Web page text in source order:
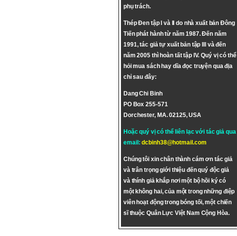
phụ trách.
Thép Đen tập I và II do nhà xuất bản Đông
Tiến phát hành từ năm 1987. Đến năm
1991, tác giả tự xuất bản tập III và đến
năm 2005 thì hoàn tất tập IV. Quý vị có thể
hỏi mua sách hay dĩa đọc truyện qua địa
chỉ sau đây:
Dang Chi Binh
PO Box 255-571
Dorchester, MA. 02125, USA
Hoặc quý vị có thể liên lạc với tác giả qua
email:dcbinh38@hotmail.com
Chúng tôi xin chân thành cám ơn tác giả
và trân trọng giới thiệu đến quý độc giả
và thính giả khắp nơi một bộ hồi ký có
một không hai, của một trong những điệp
viên hoạt động trong bóng tối, một chiến
sĩ thuộc Quân Lực Việt Nam Cộng Hòa.